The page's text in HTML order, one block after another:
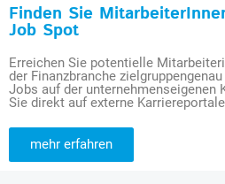
Finden Sie
Job Spot
Erreichen Sie potentielle
der Finanzbranche
Jobs auf der unternehmenseigenen
Sie direkt auf externe
mehr erfahren